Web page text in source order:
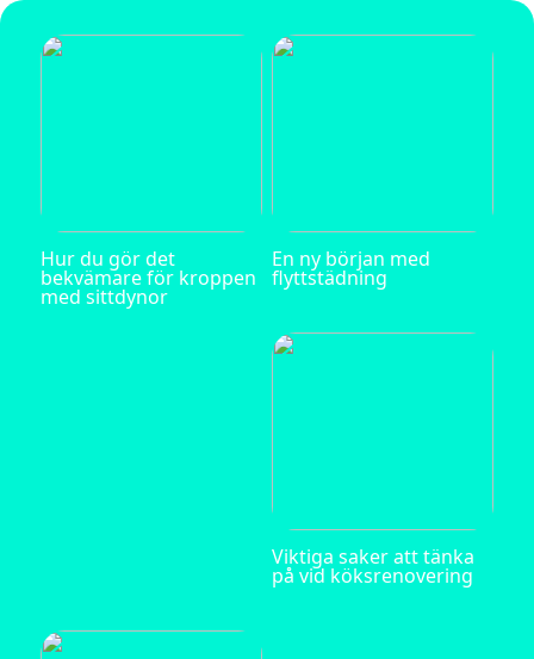
Hur du gör det
bekvämare för kroppen
med sittdynor
En ny början med
flyttstädning
Viktiga saker att tänka
på vid köksrenovering